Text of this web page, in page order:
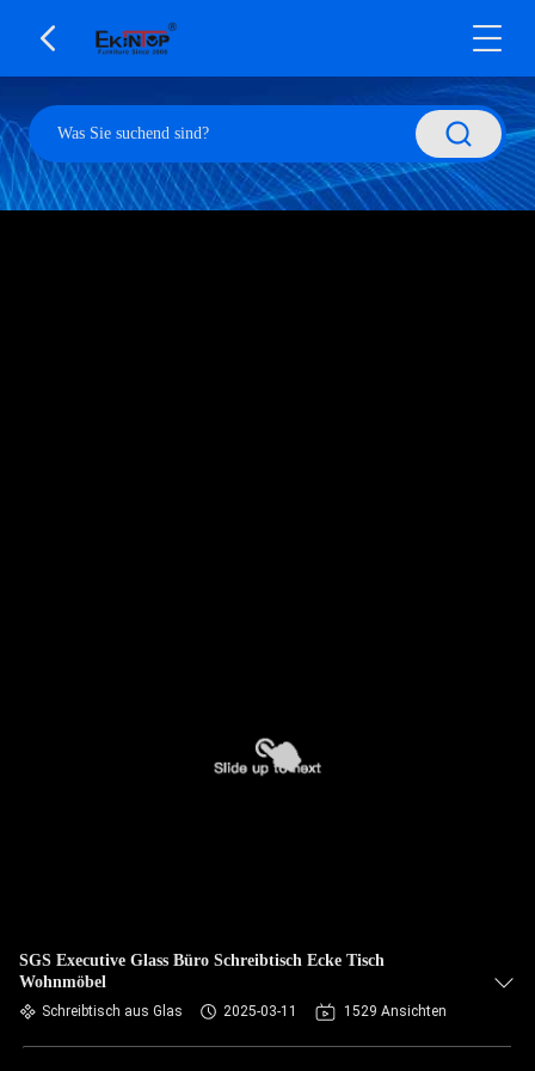
SGS Executive Glass Büro Schreibtisch Ecke Tisch
Wohnmöbel
Schreibtisch aus Glas 2025-03-11 1529 Ansichten